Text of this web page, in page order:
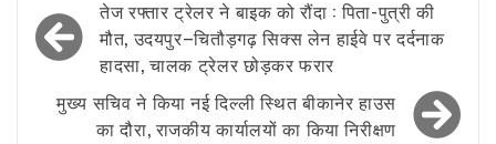
navigation
तेज रफ्तार ट्रेलर ने बाइक को रौंदा : पिता-पुत्री की
मौत, उदयपुर–चितौड़गढ़ सिक्स लेन हाईवे पर दर्दनाक
हादसा, चालक ट्रेलर छोड़कर फरार
मुख्य सचिव ने किया नई दिल्ली स्थित बीकानेर हाउस
का दौरा, राजकीय कार्यालयों का किया निरीक्षण